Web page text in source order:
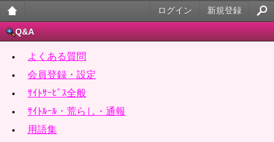
大人
ータ
イ官
新規登録
ログイン
Q&A
よくある質問
会員登録・設定
ｻｲﾄｻｰﾋﾞｽ全般
ｻｲﾄﾙｰﾙ・荒らし・通報
用語集